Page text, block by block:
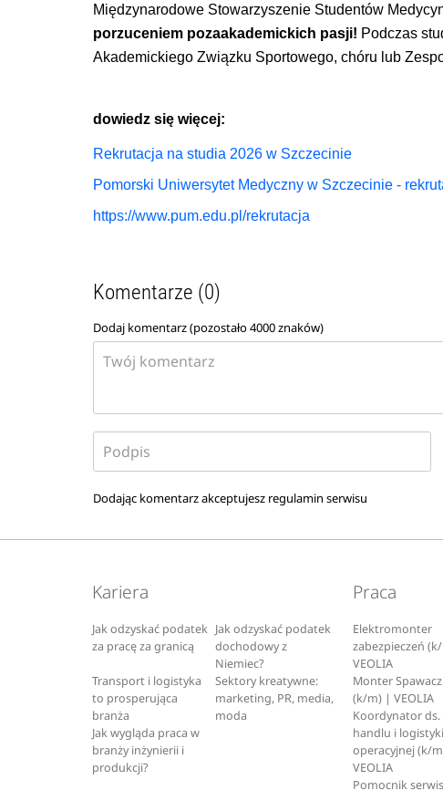
Międzynarodowe Stowarzyszenie Studentów
porzuceniem pozaakademickich pasji! Podczas
Akademickiego Związku Sportowego, chóru lub
dowiedz się więcej:
Rekrutacja na studia 2026 w Szczecinie
Pomorski Uniwersytet Medyczny w Szczecinie -
https://www.pum.edu.pl/rekrutacja
Komentarze (0)
Dodaj komentarz (pozostało4000znaków)
Dodając komentarz akceptujesz regulamin serwisu
Kariera
Jak odzyskać podatek
za pracę za granicą
Jak odzyskać podatek
dochodowy z
Niemiec?
Transport i logistyka
to prosperująca
branża
Sektory kreatywne:
marketing, PR, media,
moda
Jak wygląda praca w
branży inżynierii i
produkcji?
Praca
Elektromonter
zabezpieczeń
VEOLIA
Monter Spawacz
(k/m) | VEOLIA
Koordynator ds.
handlu i logistyki
operacyjnej (k/
VEOLIA
Pomocnik